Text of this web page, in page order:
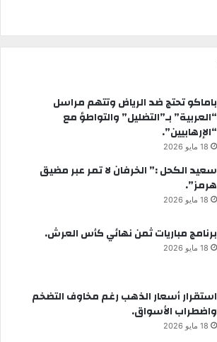
باماكو تحتج ضد الرياض وتتهم مراسل
“العربية” بـ”التضليل” والتواطؤ مع
“الإرهابيين”.
18 مايو 2026
سعيد الكحل :” الخرفان لا تمر عبر مضيق
هرمز”.
18 مايو 2026
برنامج مباريات ثمن نهائي كأس العرش.
18 مايو 2026
استقرار أسعار الذهب رغم مخاوف التضخم
واضطراب الأسواق.
18 مايو 2026